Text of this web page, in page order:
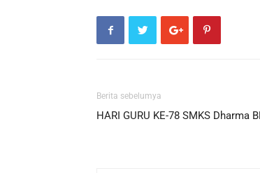
Berita sebelumya
HARI GURU KE-78 SMKS Dharma